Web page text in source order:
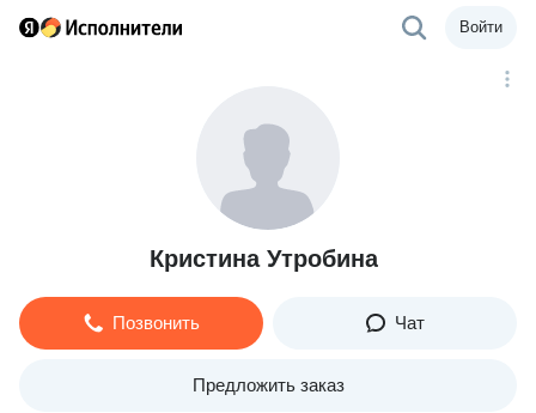
Войти
Кристина Утробина
Позвонить Чат
Предложить заказ